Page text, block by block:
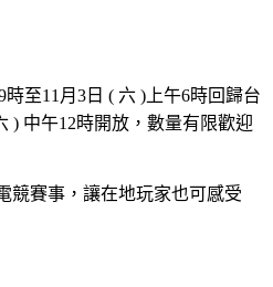
時至11月 3 日 ( 六 )上午6時回歸台
) 中午12時開放，數量有限歡迎
競賽事，讓在地玩家也可感受